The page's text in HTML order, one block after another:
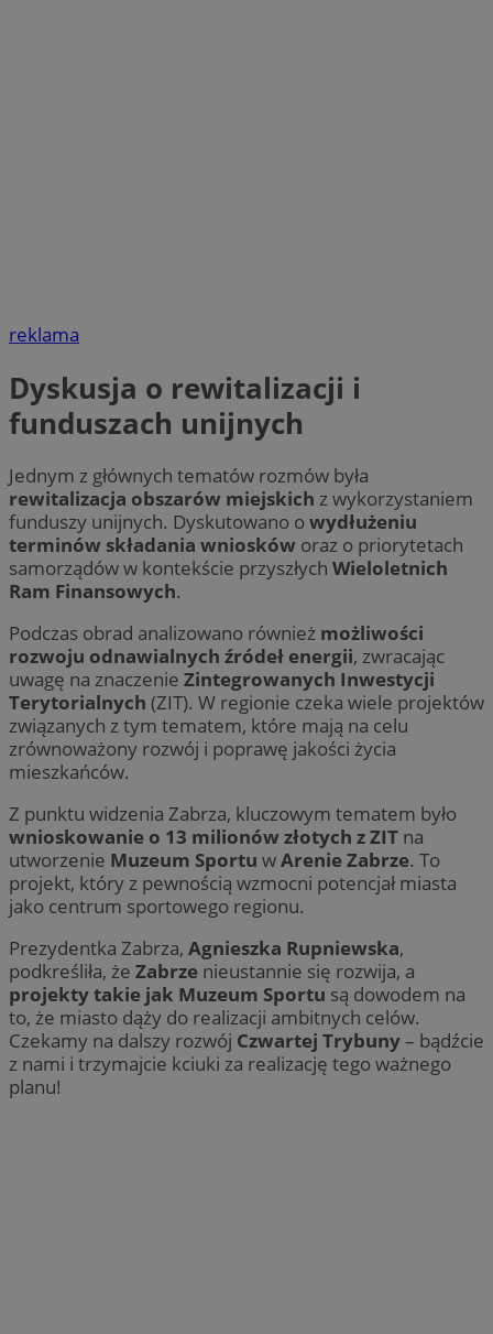
reklama
Dyskusja o rewitalizacji i
funduszach unijnych
Jednym z głównych tematów rozmów była
rewitalizacja obszarów miejskich z wykorzystaniem
funduszy unijnych. Dyskutowano owydłużeniu
terminów składania wniosków oraz o priorytetach
samorządów w kontekście przyszłych Wieloletnich
Ram Finansowych.
Podczas obrad analizowano również możliwości
rozwoju odnawialnych źródeł energii, zwracając
uwagę na znaczenie Zintegrowanych Inwestycji
Terytorialnych (ZIT). W regionie czeka wiele projektów
związanych z tym tematem, które mają na celu
zrównoważony rozwój i poprawę jakości życia
mieszkańców.
Z punktu widzenia Zabrza, kluczowym tematem było
wnioskowanie o 13 milionów złotych z ZIT na
utworzenie Muzeum Sportu wArenie Zabrze. To
projekt, który z pewnością wzmocni potencjał miasta
jako centrum sportowego regionu.
Prezydentka Zabrza, Agnieszka Rupniewska,
podkreśliła, że Zabrze nieustannie się rozwija, a
projekty takie jak Muzeum Sportu są dowodem na
to, że miasto dąży do realizacji ambitnych celów.
Czekamy na dalszy rozwój Czwartej Trybuny– bądźcie
z nami i trzymajcie kciuki za realizację tego ważnego
planu!